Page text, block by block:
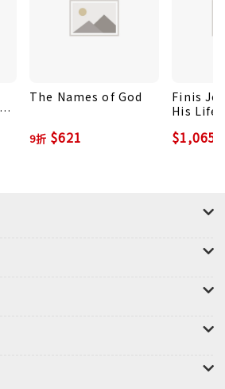
The Names of God
9折 $621
Finis
His Life
$1,065